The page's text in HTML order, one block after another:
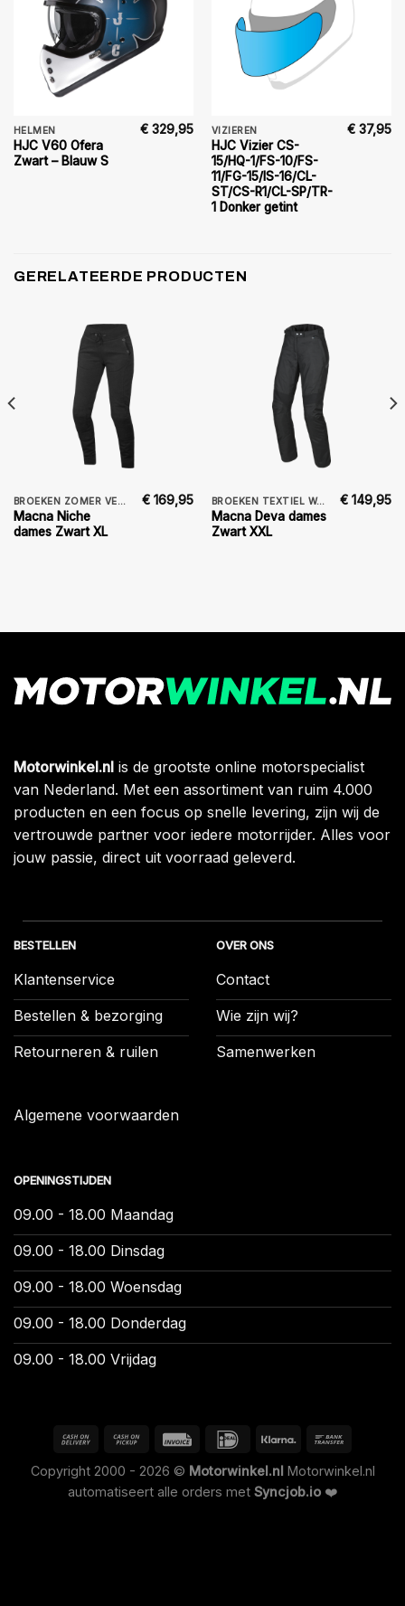
HELMEN
HJC V60 Ofera
Zwart – Blauw S
€ 329,95 VIZIEREN
HJC Vizier CS-
15/HQ-1/FS-10/FS-
11/FG-15/IS-16/CL-
ST/CS-R1/CL-SP/TR-
1 Donker getint
€ 37,95
GERELATEERDE PRODUCTEN
BROEKEN ZOMER VENTILATIE DAMES
Macna Niche
dames Zwart XL
€ 169,95 BROEKEN TEXTIEL WATERDICHT DAMES
Macna Deva dames
Zwart XXL
€ 149,95
Motorwinkel.nl is de grootste online motorspecialist
van Nederland. Met een assortiment van ruim 4.000
producten en een focus op snelle levering, zijn wij de
vertrouwde partner voor iedere motorrijder. Alles voor
jouw passie, direct uit voorraad geleverd.
BESTELLEN
Klantenservice
Bestellen & bezorging
Retourneren & ruilen
Algemene voorwaarden
OVER ONS
Contact
Wie zijn wij?
Samenwerken
OPENINGSTIJDEN
09.00 - 18.00 Maandag
09.00 - 18.00 Dinsdag
09.00 - 18.00 Woensdag
09.00 - 18.00 Donderdag
09.00 - 18.00 Vrijdag
Copyright 2000 - 2026 © Motorwinkel.nl Motorwinkel.nl
automatiseert alle orders met Syncjob.io ❤️